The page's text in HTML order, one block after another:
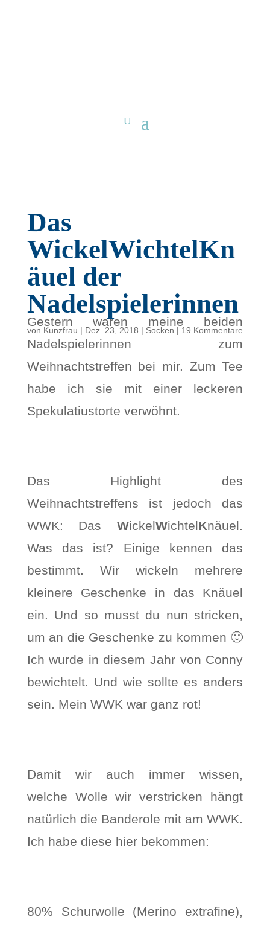
Das
WickelWichtelKn
äuel der
Nadelspielerinnen
von Kunzfrau | Dez. 23, 2018 | Socken | 19 Kommentare
Gestern waren meine beiden
Nadelspielerinnen zum
Weihnachtstreffen bei mir. Zum Tee
habe ich sie mit einer leckeren
Spekulatiustorte verwöhnt.
Das Highlight des
Weihnachtstreffens ist jedoch das
WWK: DasWickelWichtelKnäuel.
Was das ist? Einige kennen das
bestimmt. Wir wickeln mehrere
kleinere Geschenke in das Knäuel
ein. Und so musst du nun stricken,
um an die Geschenke zu kommen 🙂
Ich wurde in diesem Jahr von Conny
bewichtelt. Und wie sollte es anders
sein. Mein WWK war ganz rot!
Damit wir auch immer wissen,
welche Wolle wir verstricken hängt
natürlich die Banderole mit am WWK.
Ich habe diese hier bekommen:
80% Schurwolle (Merino extrafine),